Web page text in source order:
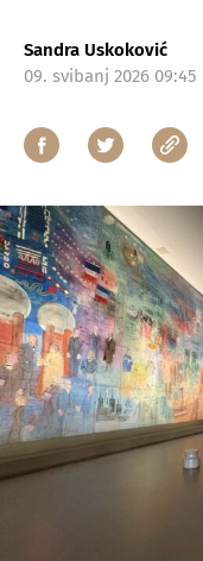
Sandra Uskoković
09. svibanj 2026 09:45